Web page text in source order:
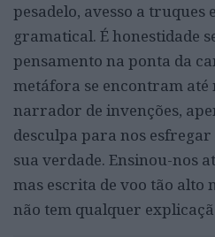
pesadelo, avesso a truques
gramatical. É honestidade
pensamento na ponta da
metáfora se encontram até
narrador de invenções,
desculpa para nos
sua verdade. Ensinou-nos
mas escrita de voo tão alto
não tem qualquer